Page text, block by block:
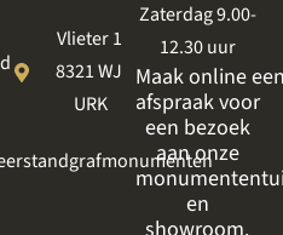
Vlieter 1
8321 WJ
URK
Zaterdag 9.00-
12.30 uur
Maak online
afspraak voor
een bezoek
aan onze
en